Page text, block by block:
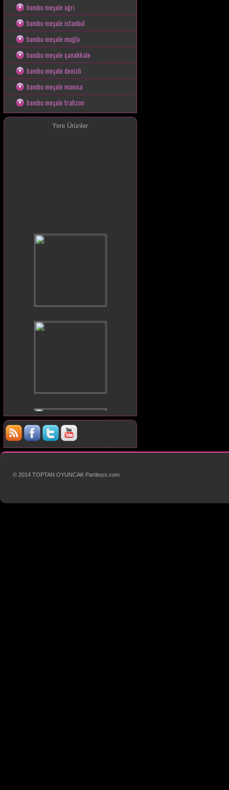
bambu meşale ağrı
bambu meşale istanbul
bambu meşale muğla
bambu meşale çanakkale
bambu meşale denizli
bambu meşale manisa
bambu meşale trabzon
Yeni Ürünler
© 2014 TOPTAN OYUNCAK Partitoys.com